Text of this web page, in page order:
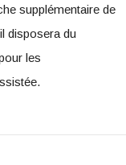
supplémentaire de
disposera du
les